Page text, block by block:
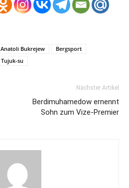
Anatoli Bukrejew
Bergsport
Tujuk-su
Nächster Artikel
Berdimuhamedow ernennt
Sohn zum Vize-Premier